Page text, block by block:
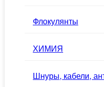
Флокулянты
ХИМИЯ
Шнуры, кабели,